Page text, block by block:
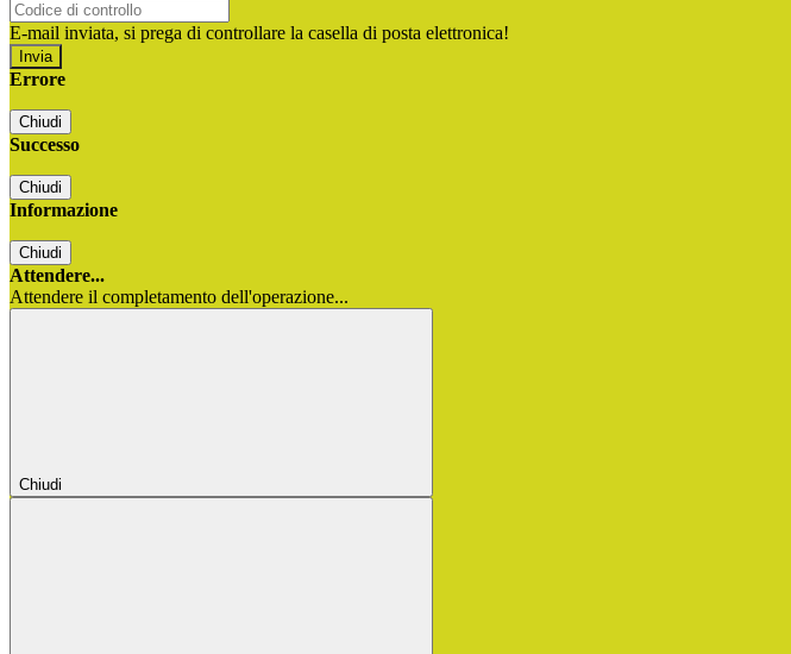
E-mail inviata, si prega di controllare la casella di posta elettronica!
Errore
Chiudi
Successo
Chiudi
Informazione
Chiudi
Attendere...
Attendere il completamento dell'operazione...
Chiudi